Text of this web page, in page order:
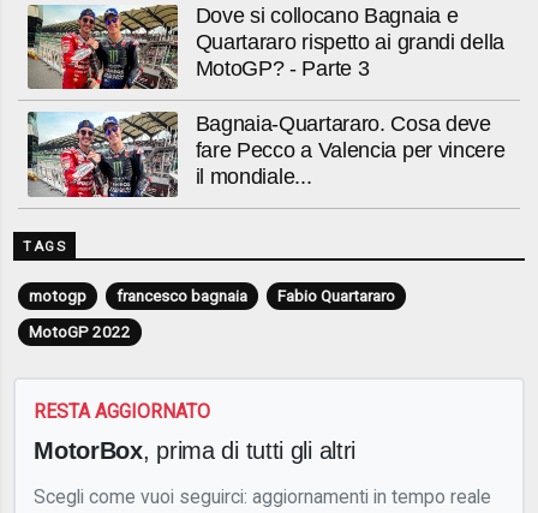
Dove si collocano Bagnaia e
Quartararo rispetto ai grandi della
MotoGP? - Parte 3
Bagnaia-Quartararo. Cosa deve
fare Pecco a Valencia per vincere
il mondiale...
TAGS
motogp francesco bagnaia
Fabio Quartararo
MotoGP 2022
RESTA AGGIORNATO
MotorBox, prima di tutti gli altri
Scegli come vuoi seguirci: aggiornamenti in tempo reale